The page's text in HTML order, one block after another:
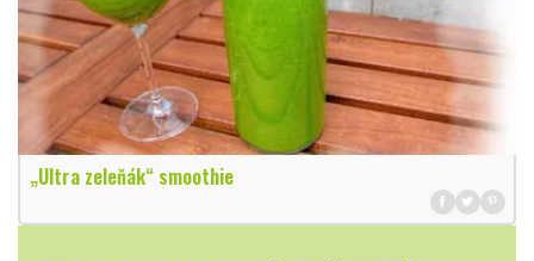
„Ultra zeleňák“ smoothie